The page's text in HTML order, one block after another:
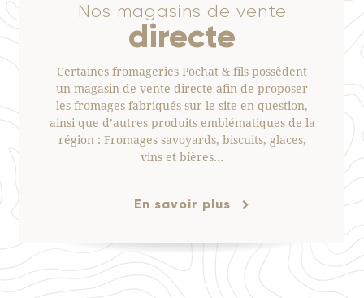
Nos magasins de vente
directe
Certaines fromageries Pochat & fils possèdent
un magasin de vente directe afin de proposer
les fromages fabriqués sur le site en question,
ainsi que d’autres produits emblématiques de la
région : Fromages savoyards, biscuits, glaces,
vins et bières…
En savoir plus